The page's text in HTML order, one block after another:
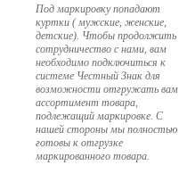
Под маркировку попадают
куртки ( мужские, женские,
детские). Чтобы продолжить
сотрудничество с нами, вам
необходимо подключиться к
системе Честный Знак для
возможности отгружать вам
ассортимент товара,
подлежащий маркировке. С
нашей стороны мы полностью
готовы к отгрузке
маркированного товара.